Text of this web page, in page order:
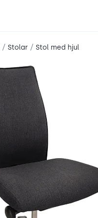
/ Stolar / Stol med hjul